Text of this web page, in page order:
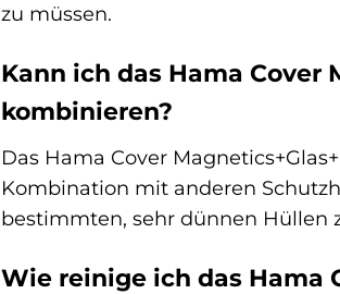
zu müssen.
Kann ich das Hama
kombinieren?
Das Hama Cover
Kombination mit anderen
bestimmten, sehr dünnen Hüllen
Wie reinige ich das Hama